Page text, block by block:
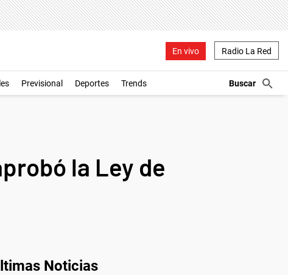
En vivo Radio La Red
Previsional Deportes Trends
la Ley de
Noticias